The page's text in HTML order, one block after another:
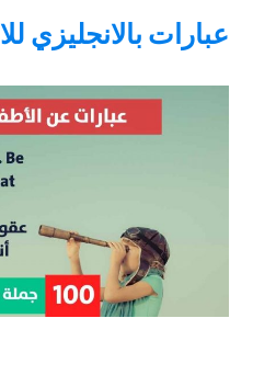
عبارات بالانجليزي